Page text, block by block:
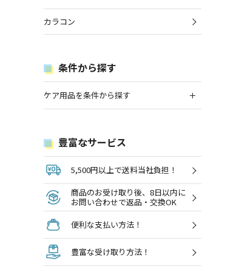
カラコン
条件から探す
ケア用品を条件から探す
豊富なサービス
5,500円以上で送料当社負担！
商品のお受け取り後、8日以内に
お問い合わせで返品・交換OK
便利な支払い方法！
豊富な受け取り方法！